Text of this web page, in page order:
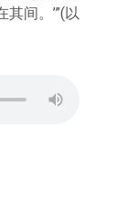
间。’”(以